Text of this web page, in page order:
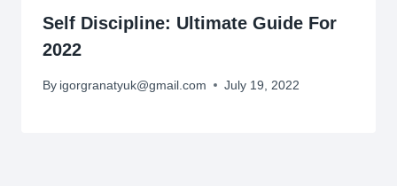
Self Discipline: Ultimate Guide For
2022
By igorgranatyuk@gmail.com July 19, 2022